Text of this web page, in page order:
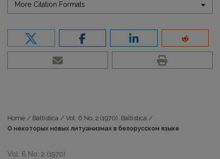
More Citation Formats
Home / Baltistica / Vol. 6 No. 2 (1970): Baltistica /
О некоторых новых литуанизмах в белорусском языке
Vol. 6 No. 2 (1970)